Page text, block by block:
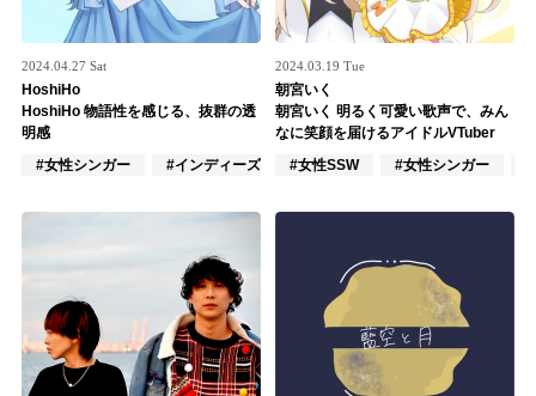
2024.04.27 Sat
HoshiHo
HoshiHo 物語性を感じる、抜群の透
明感
#女性シンガー
#インディーズ #混合ユニット
2024.03.19 Tue
朝宮いく
朝宮いく 明るく可愛い歌声で、みん
なに笑顔を届けるアイドルVTuber
#女性SSW
#女性シンガー